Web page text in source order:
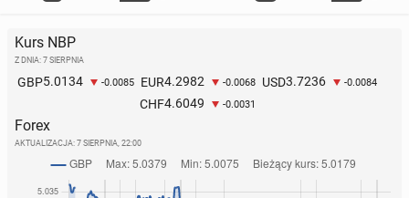
Kurs NBP
Z DNIA: 7 SIERPNIA
GBP5.0134 -0.0085 EUR4.2982 -0.0068 USD3.7236 -0.0084
CHF4.6049 -0.0031
Forex
AKTUALIZACJA: 7 SIERPNIA, 22:00